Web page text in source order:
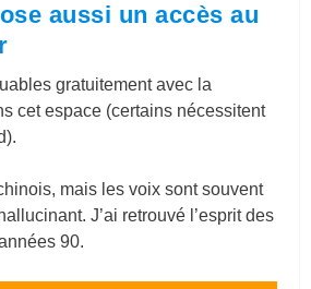
aussi un accès au
gratuitement avec la
cet espace (certains nécessitent
mais les voix sont souvent
J’ai retrouvé l’esprit des
90.